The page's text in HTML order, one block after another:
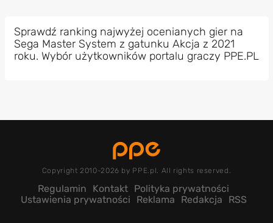
Sprawdź ranking najwyżej ocenianych gier na
Sega Master System z gatunku Akcja z 2021
roku. Wybór użytkowników portalu graczy PPE.PL
Copyright 2010-2026 by PPE.pl. All rights reserved.
Regulamin Kontakt Polityka prywatności
Ustawienia prywatności
Reklama Redakcja RSS